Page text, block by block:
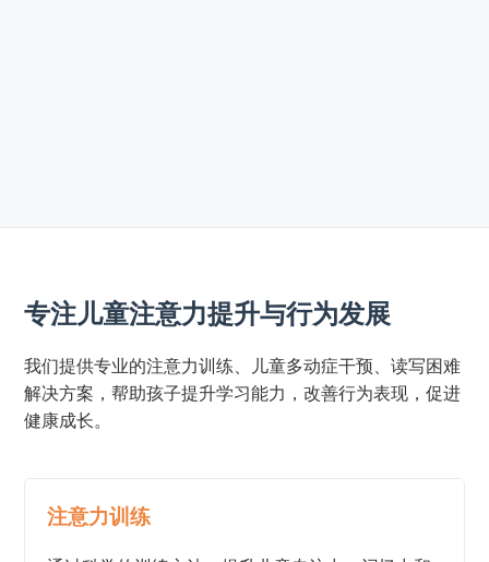
专注儿童注意力提升与行为发展
我们提供专业的注意力训练、儿童多动症干预、读写困难
解决方案，帮助孩子提升学习能力，改善行为表现，促进
健康成长。
注意力训练